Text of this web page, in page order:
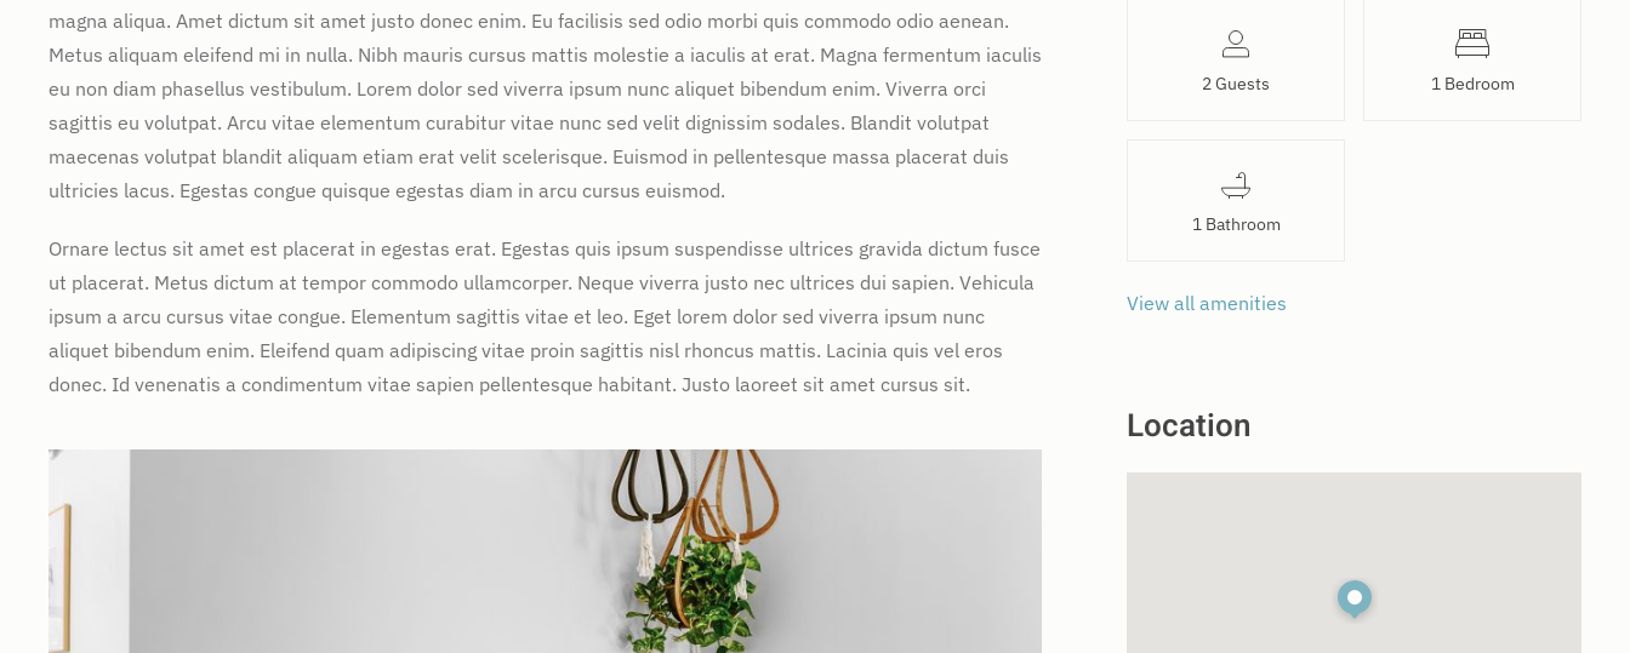
magna aliqua. Amet dictum sit amet justo donec enim. Eu facilisis sed odio morbi quis commodo odio aenean.
Metus aliquam eleifend mi in nulla. Nibh mauris cursus mattis molestie a iaculis at erat. Magna fermentum iaculis
eu non diam phasellus vestibulum. Lorem dolor sed viverra ipsum nunc aliquet bibendum enim. Viverra orci
sagittis eu volutpat. Arcu vitae elementum curabitur vitae nunc sed velit dignissim sodales. Blandit volutpat
maecenas volutpat blandit aliquam etiam erat velit scelerisque. Euismod in pellentesque massa placerat duis
ultricies lacus. Egestas congue quisque egestas diam in arcu cursus euismod.
Ornare lectus sit amet est placerat in egestas erat. Egestas quis ipsum suspendisse ultrices gravida dictum fusce
ut placerat. Metus dictum at tempor commodo ullamcorper. Neque viverra justo nec ultrices dui sapien. Vehicula
ipsum a arcu cursus vitae congue. Elementum sagittis vitae et leo. Eget lorem dolor sed viverra ipsum nunc
aliquet bibendum enim. Eleifend quam adipiscing vitae proin sagittis nisl rhoncus mattis. Lacinia quis vel eros
donec. Id venenatis a condimentum vitae sapien pellentesque habitant. Justo laoreet sit amet cursus sit.
2 Guests 1 Bedroom
1 Bathroom
View all amenities
Location